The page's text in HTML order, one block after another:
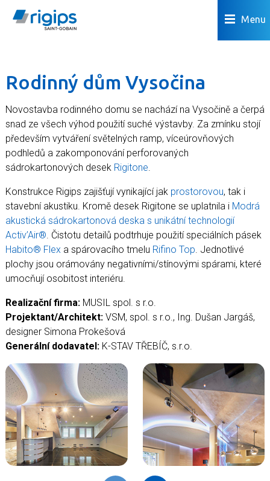
Menu
Rodinný dům Vysočina
Novostavba rodinného domu se nachází na Vysočině a čerpá
snad ze všech výhod použití suché výstavby. Za zmínku stojí
především vytváření světelných ramp, víceúrovňových
podhledů a zakomponování perforovaných
sádrokartonových desek Rigitone.
Konstrukce Rigips zajišťují vynikající jak prostorovou, tak i
stavební akustiku. Kromě desek Rigitone se uplatnila i Modrá
akustická sádrokartonová deska s unikátní technologií
Activ’Air®. Čistotu detailů podtrhuje použití speciálních pásek
Habito® Flex a spárovacího tmelu Rifino Top. Jednotlivé
plochy jsou orámovány negativními/stínovými spárami, které
umocňují osobitost interiéru.
Realizační firma: MUSIL spol. s r.o.
Projektant/Architekt: VSM, spol. s r.o., Ing. Dušan Jargáš,
designer Simona Prokešová
Generální dodavatel: K-STAV TŘEBÍČ, s.r.o.